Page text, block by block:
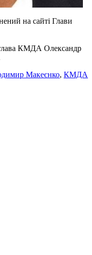
на сайті Глави
КМДА Олександр
Макеєнко, КМДА